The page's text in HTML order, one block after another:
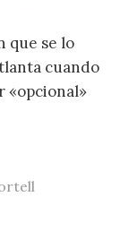
que se lo
cuando
«opcional»